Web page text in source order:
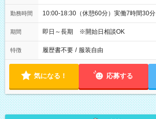
勤務時間 10:00-18:30（休憩60分）実働7時間30分
期間 即日～長期 ※開始日相談OK
特徴 履歴書不要 / 服装自由
気になる！ 応募する